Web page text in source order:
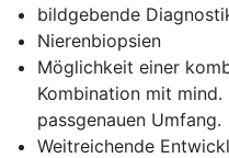
bildgebende
Nierenbiopsien
Möglichkeit einer
Kombination mit
passgenauen Umfang.
Weitreichende